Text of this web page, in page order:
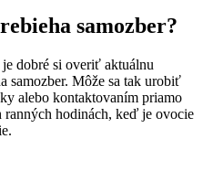
samozber?
je dobré si overiť aktuálnu
samozber. Môže sa tak urobiť
alebo kontaktovaním priamo
ranných hodinách, keď je ovocie